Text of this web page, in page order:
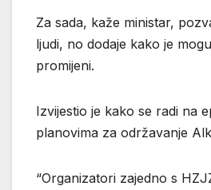
Za sada, kaže ministar,
ljudi, no dodaje kako je
promijeni.
Izvijestio je kako se radi na
planovima za održavanje
“Organizatori zajedno s